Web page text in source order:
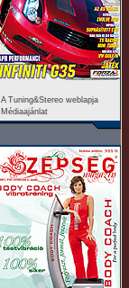
A Tuning&Stereo weblapja
Médiaajánlat